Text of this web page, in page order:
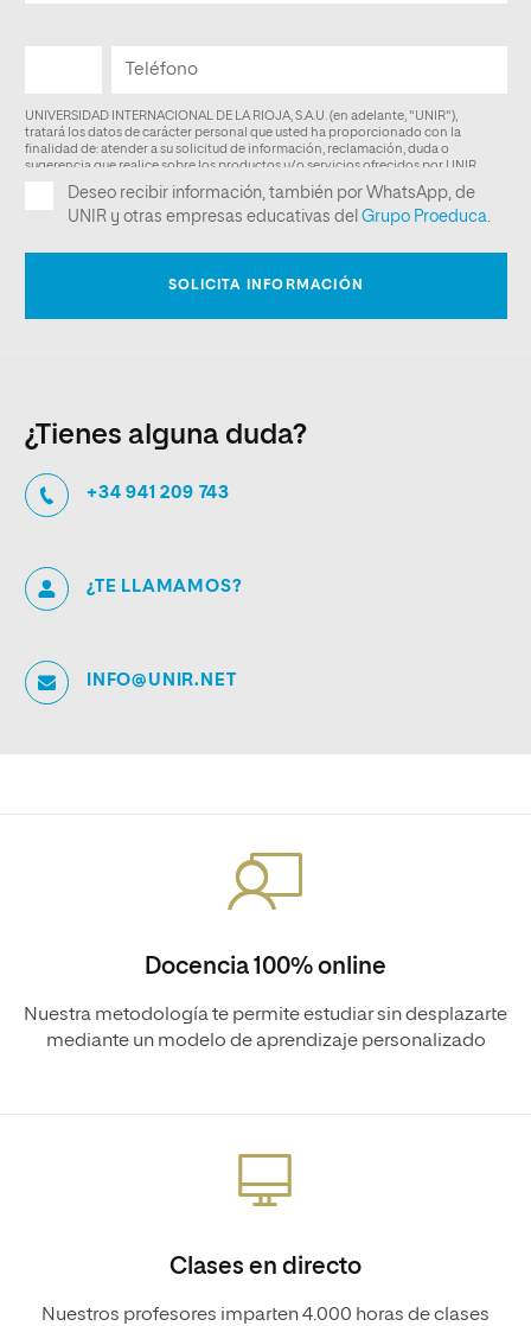
¿Tienes alguna duda?
+34 941 209 743
¿TE LLAMAMOS?
INFO@UNIR.NET
Docencia 100% online
Nuestra metodología te permite estudiar sin desplazarte
mediante un modelo de aprendizaje personalizado
Clases en directo
Nuestros profesores imparten 4.000 horas de clases